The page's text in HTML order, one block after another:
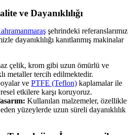
ve Dayanıklılığı
şehrindeki referanslarımız
dayanıklılığı kanıtlanmış makinalar
çelik, krom gibi uzun ömürlü ve
metaller tercih edilmektedir.
ve PTFE (Teflon) kaplamalar ile
etkilere karşı koruyoruz.
Kullanılan malzemeler, özellikle
yüzeylerde uzun süreli dayanıklılık